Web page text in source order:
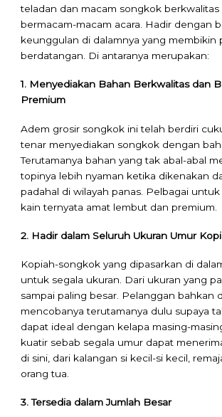
teladan dan macam songkok
bermacam-macam acara. Hadir dengan
keunggulan di dalamnya yang membikin
berdatangan. Di antaranya merupakan:
1. Menyediakan Bahan Berkwalitas dan
Premium
Adem grosir songkok ini telah berdiri
tenar menyediakan songkok dengan
Terutamanya bahan yang tak abal-abal
topinya lebih nyaman ketika dikenakan
padahal di wilayah panas. Pelbagai
kain ternyata amat lembut dan premium.
2. Hadir dalam Seluruh Ukuran Umur
Kopiah-songkok yang dipasarkan di
untuk segala ukuran. Dari ukuran yang
sampai paling besar. Pelanggan bahkan
mencobanya terutamanya dulu supaya
dapat ideal dengan kelapa masing-
kuatir sebab segala umur dapat
di sini, dari kalangan si kecil-si kecil,
orang tua.
3. Tersedia dalam Jumlah Besar